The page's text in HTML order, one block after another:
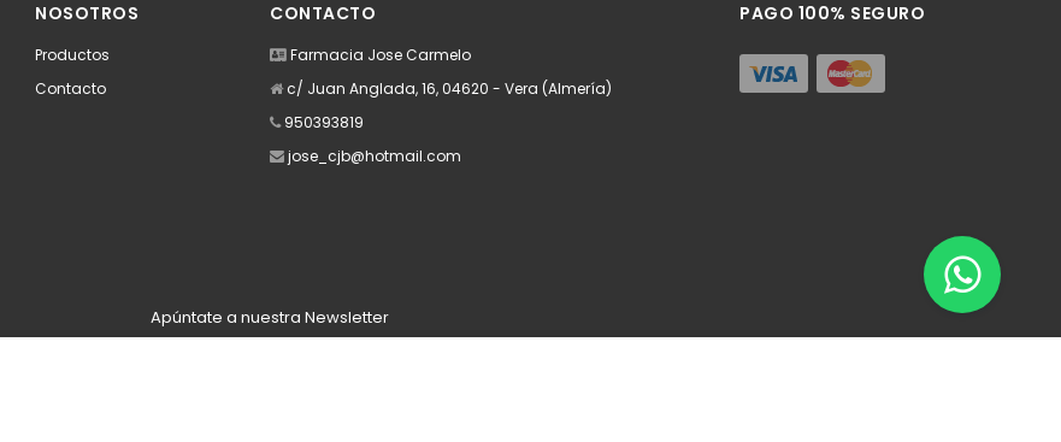
NOSOTROS
Productos
Contacto
CONTACTO
Farmacia Jose Carmelo
c/ Juan Anglada, 16, 04620 - Vera (Almería)
950393819
jose_cjb@hotmail.com
PAGO 100% SEGURO
Apúntate a nuestra Newsletter